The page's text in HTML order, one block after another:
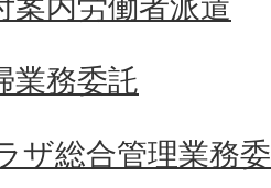
案内労働者派遣
業務委託
ザ総合管理業務